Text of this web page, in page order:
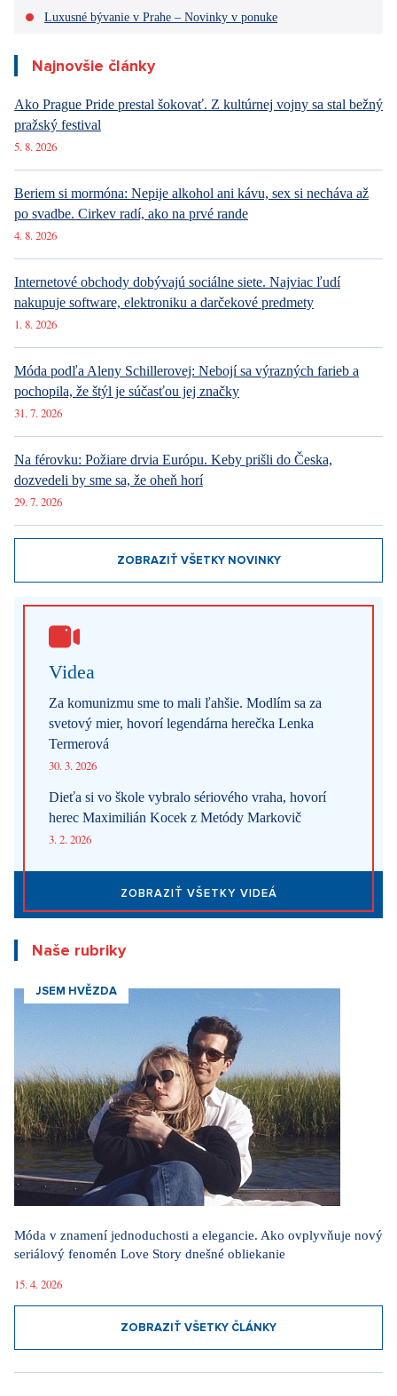
Luxusné bývanie v Prahe – Novinky v ponuke
Najnovšie články
Ako Prague Pride prestal šokovať. Z kultúrnej vojny sa stal bežný
pražský festival
5. 8. 2026
Beriem si mormóna: Nepije alkohol ani kávu, sex si necháva až
po svadbe. Cirkev radí, ako na prvé rande
4. 8. 2026
Internetové obchody dobývajú sociálne siete. Najviac ľudí
nakupuje software, elektroniku a darčekové predmety
1. 8. 2026
Móda podľa Aleny Schillerovej: Nebojí sa výrazných farieb a
pochopila, že štýl je súčasťou jej značky
31. 7. 2026
Na férovku: Požiare drvia Európu. Keby prišli do Česka,
dozvedeli by sme sa, že oheň horí
29. 7. 2026
ZOBRAZIŤ VŠETKY NOVINKY
Videa
Za komunizmu sme to mali ľahšie. Modlím sa za
svetový mier, hovorí legendárna herečka Lenka
Termerová
30. 3. 2026
Dieťa si vo škole vybralo sériového vraha, hovorí
herec Maximilián Kocek z Metódy Markovič
3. 2. 2026
ZOBRAZIŤ VŠETKY VIDEÁ
Naše rubriky
JSEM HVĚZDA
Móda v znamení jednoduchosti a elegancie. Ako ovplyvňuje nový
seriálový fenomén Love Story dnešné obliekanie
15. 4. 2026
ZOBRAZIŤ VŠETKY ČLÁNKY